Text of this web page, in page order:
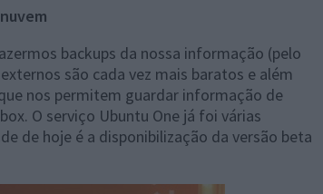
backups da nossa informação (pelo
são cada vez mais baratos e além
nos permitem guardar informação de
O serviço Ubuntu One já foi várias
de hoje é a disponibilização da versão beta